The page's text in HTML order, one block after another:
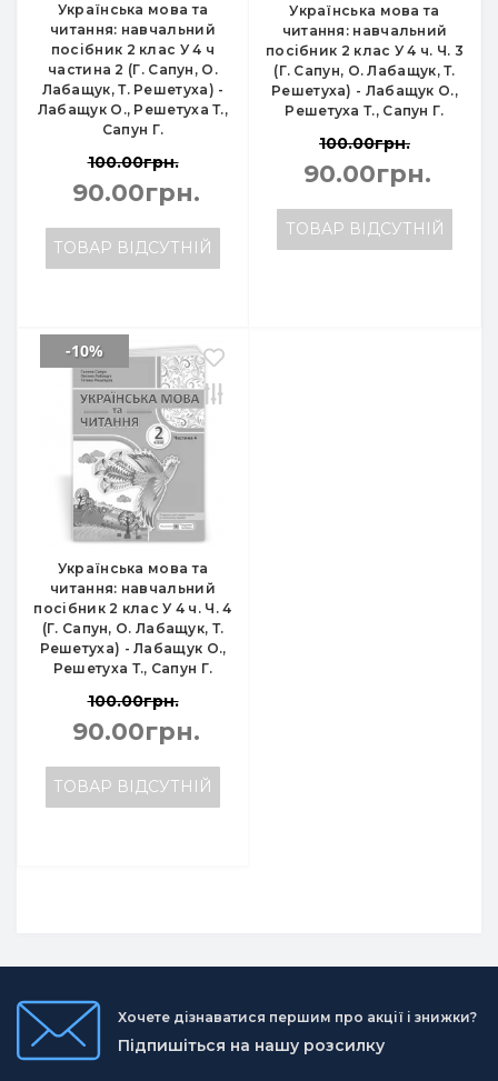
Українська мова та
читання: навчальний
посібник 2 клас У 4 ч
частина 2 (Г. Сапун, О.
Лабащук, Т. Решетуха) -
Лабащук О., Решетуха Т.,
Сапун Г.
100.00грн.
90.00грн.
ТОВАР ВІДСУТНІЙ
Українська мова та
читання: навчальний
посібник 2 клас У 4 ч. Ч. 3
(Г. Сапун, О. Лабащук, Т.
Решетуха) - Лабащук О.,
Решетуха Т., Сапун Г.
100.00грн.
90.00грн.
ТОВАР ВІДСУТНІЙ
Українська мова та
читання: навчальний
посібник 2 клас У 4 ч. Ч. 4
(Г. Сапун, О. Лабащук, Т.
Решетуха) - Лабащук О.,
Решетуха Т., Сапун Г.
-10%
100.00грн.
90.00грн.
ТОВАР ВІДСУТНІЙ
Хочете дізнаватися першим про акції і знижки?
Підпишіться на нашу розсилку